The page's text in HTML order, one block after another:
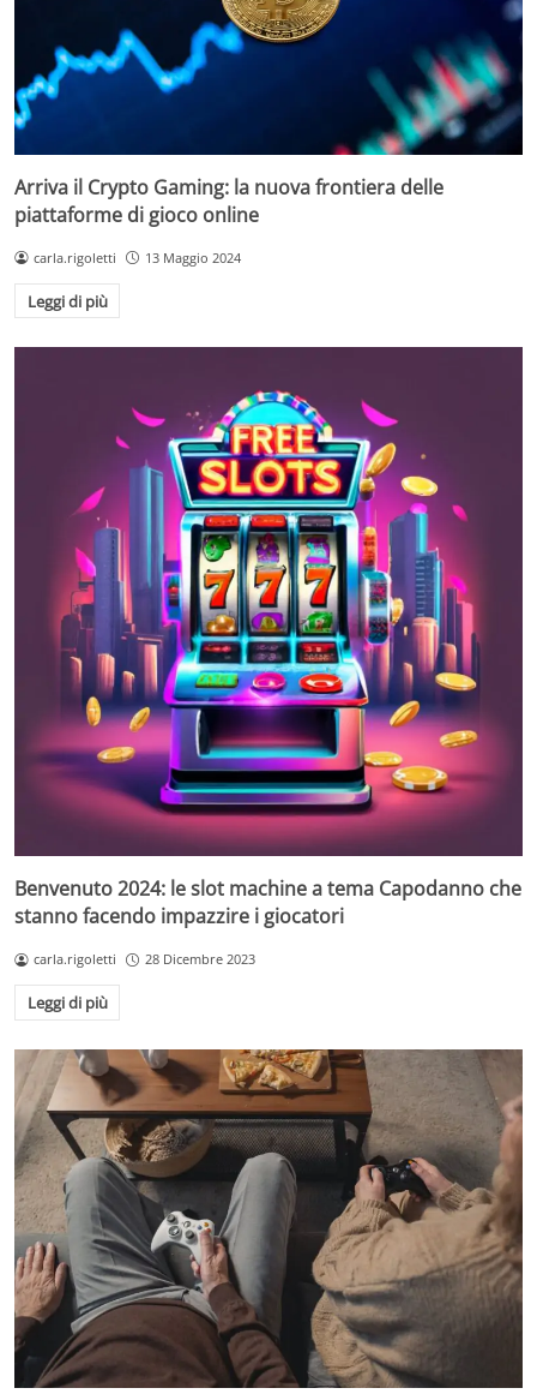
Arriva il Crypto Gaming: la nuova frontiera delle
piattaforme di gioco online
carla.rigoletti 13 Maggio 2024
Leggi di più
Benvenuto 2024: le slot machine a tema Capodanno che
stanno facendo impazzire i giocatori
carla.rigoletti 28 Dicembre 2023
Leggi di più